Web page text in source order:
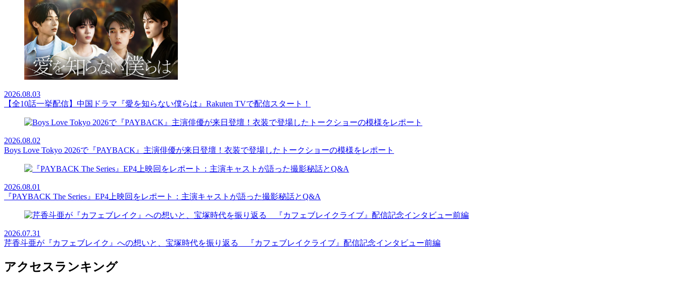
2026.08.03
【全10話一挙配信】中国ドラマ『愛を知らない僕らは』Rakuten TVで配信スタート！
2026.08.02
Boys Love Tokyo 2026で『PAYBACK』主演俳優が来日登壇！衣装で登場したトークショーの模様をレポート
2026.08.01
『PAYBACK The Series』EP4上映回をレポート：主演キャストが語った撮影秘話とQ&A
2026.07.31
芹香斗亜が『カフェブレイク』への想いと、宝塚時代を振り返る 『カフェブレイクライブ』配信記念インタビュー前編
アクセスランキング